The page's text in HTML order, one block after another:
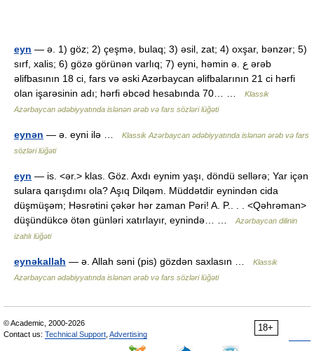
eyn — ə. 1) göz; 2) çeşmə, bulaq; 3) əsil, zat; 4) oxşar, bənzər; 5)
sırf, xalis; 6) gözə görünən varlıq; 7) eyni, həmin ə. ع ərəb
əlifbasının 18 ci, fars və əski Azərbaycan əlifbalarının 21 ci hərfi
olan işarəsinin adı; hərfi əbcəd hesabında 70… …
Klassik
Azərbaycan ədəbiyyatında islənən ərəb və fars sözləri lüğəti
eynən — ə. eyni ilə …
Klassik Azərbaycan ədəbiyyatında islənən ərəb və fars
sözləri lüğəti
eyn — is. <ər.> klas. Göz. Axdı eynim yaşı, döndü sellərə; Yar içən
sulara qarışdımı ola? Aşıq Dilqəm. Müddətdir eynindən cida
düşmüşəm; Həsrətini çəkər hər zaman Pəri! A. P.. . . <Qəhrəman>
düşündükcə ötən günləri xatırlayır, eynində… …
Azərbaycan dilinin
izahlı lüğəti
eynəkallah — ə. Allah səni (pis) gözdən saxlasın …
Klassik
Azərbaycan ədəbiyyatında islənən ərəb və fars sözləri lüğəti
18+
© Academic, 2000-2026
Contact us: Technical Support Advertising